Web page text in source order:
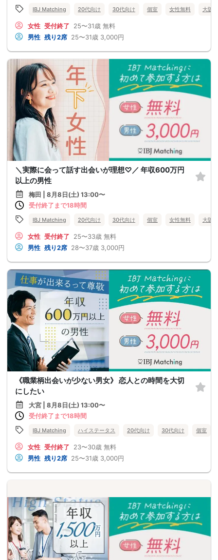
IBJ Matching 20代向け 30代向け 個室 女性無料 大阪府
女性 受付終了 25〜31歳 無料
男性 残り2席 25〜31歳 3,000円
＼実際に会って話す出会いが理想♡／ 年収600万円
以上の男性
梅田 | 8月8日(土) 13:00〜
受付終了まで18時間
IBJ Matching 20代向け 30代向け 個室 女性無料 大阪府
女性 受付終了 25〜33歳 無料
男性 残り2席 28〜37歳 3,000円
《職業柄出会いが少ない男女》 恋人との時間を大切
にしたい
大宮 | 8月8日(土) 13:00〜
受付終了まで18時間
IBJ Matching ハイステータス 20代向け 30代向け 個室
女性 受付終了 23〜30歳 無料
男性 残り2席 25〜31歳 3,000円